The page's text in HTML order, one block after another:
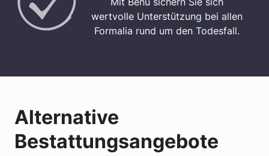
wertvolle Unterstützung bei allen
Formalia rund um den Todesfall.
Alternative
Bestattungsangebote